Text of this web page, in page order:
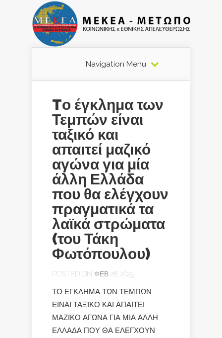
Navigation Menu
Tο έγκλημα των
Τεμπών είναι
ταξικό και
απαιτεί μαζικό
αγώνα για μία
άλλη Ελλάδα
που θα ελέγχουν
πραγματικά τα
λαϊκά στρώματα
(του Τάκη
Φωτόπουλου)
POSTED ON ΦΕΒ 28, 2025
ΤΟ ΕΓΚΛΗΜΑ ΤΩΝ ΤΕΜΠΩΝ
ΕΙΝΑΙ ΤΑΞΙΚΟ ΚΑΙ ΑΠΑΙΤΕΙ
ΜΑΖΙΚΟ ΑΓΩΝΑ ΓΙΑ ΜΙΑ ΑΛΛΗ
ΕΛΛΑΔΑ ΠΟΥ ΘΑ ΕΛΕΓΧΟΥΝ